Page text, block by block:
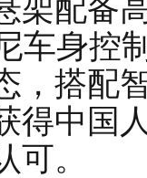
架配备
车身控
，搭配
得中国
。